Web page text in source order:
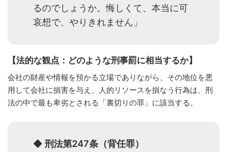
るのでしょうか。悔しくて、本当に可
哀想で、やりきれません」
【法的な観点：どのような刑事罰に相当するか】
会社の財産や情報を預かる立場でありながら、その地位を悪
用して会社に損害を与え、人的リソースを損なう行為は、刑
法の中で最も卑劣とされる「裏切りの罪」に該当する。
◆ 刑法第247条（背任罪）